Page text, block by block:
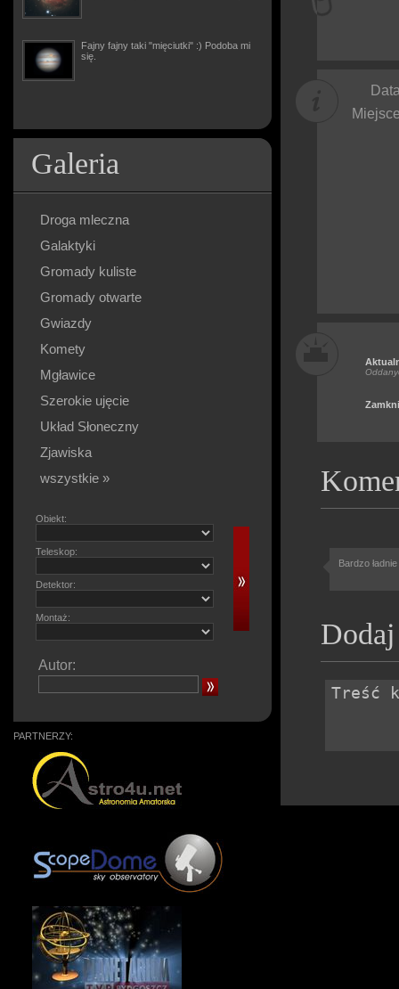
Fajny fajny taki "mięciutki" :) Podoba mi
się.
Galeria
Droga mleczna
Galaktyki
Gromady kuliste
Gromady otwarte
Gwiazdy
Komety
Mgławice
Szerokie ujęcie
Układ Słoneczny
Zjawiska
wszystkie »
Obiekt:
Teleskop:
Detektor:
Montaż:
Autor:
PARTNERZY:
Bardzo